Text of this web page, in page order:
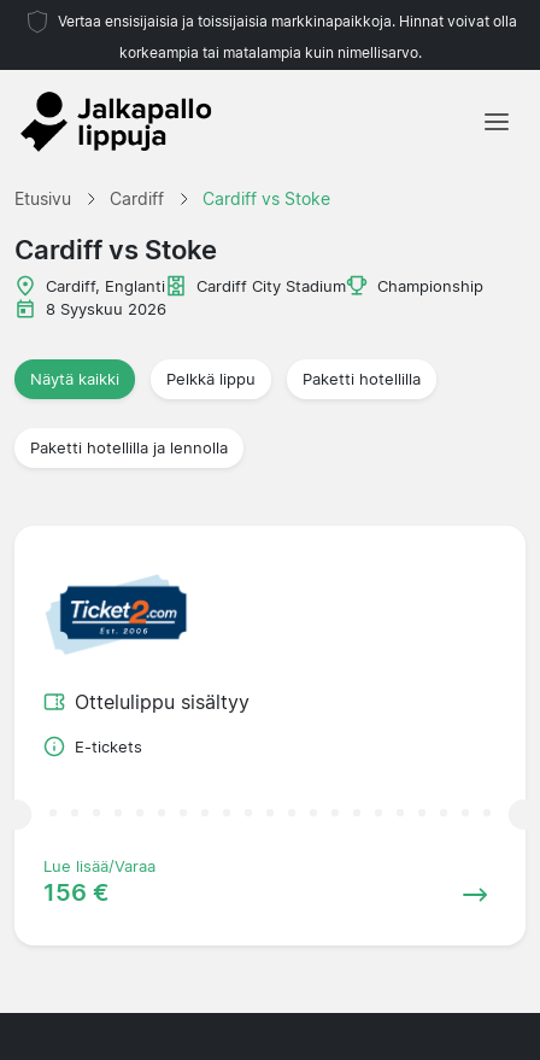
Vertaa ensisijaisia ja toissijaisia markkinapaikkoja. Hinnat voivat olla
korkeampia tai matalampia kuin nimellisarvo.
Etusivu Cardiff Cardiff vs Stoke
Cardiff vs Stoke
Cardiff, Englanti Cardiff City Stadium
Championship
8 Syyskuu 2026
Näytä kaikki Pelkkä lippu Paketti hotellilla
Paketti hotellilla ja lennolla
Ottelulippu sisältyy
E-tickets
Lue lisää/Varaa
156 €